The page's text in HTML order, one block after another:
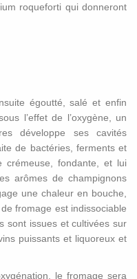
roqueforti qui donneront
égoutté, salé et enfin
l’effet de l’oxygène, un
développe ses cavités
de bactéries, ferments et
crémeuse, fondante, et lui
arômes de champignons
une chaleur en bouche,
fromage est indissociable
sont issues et cultivées sur
puissants et liquoreux et
le fromage sera